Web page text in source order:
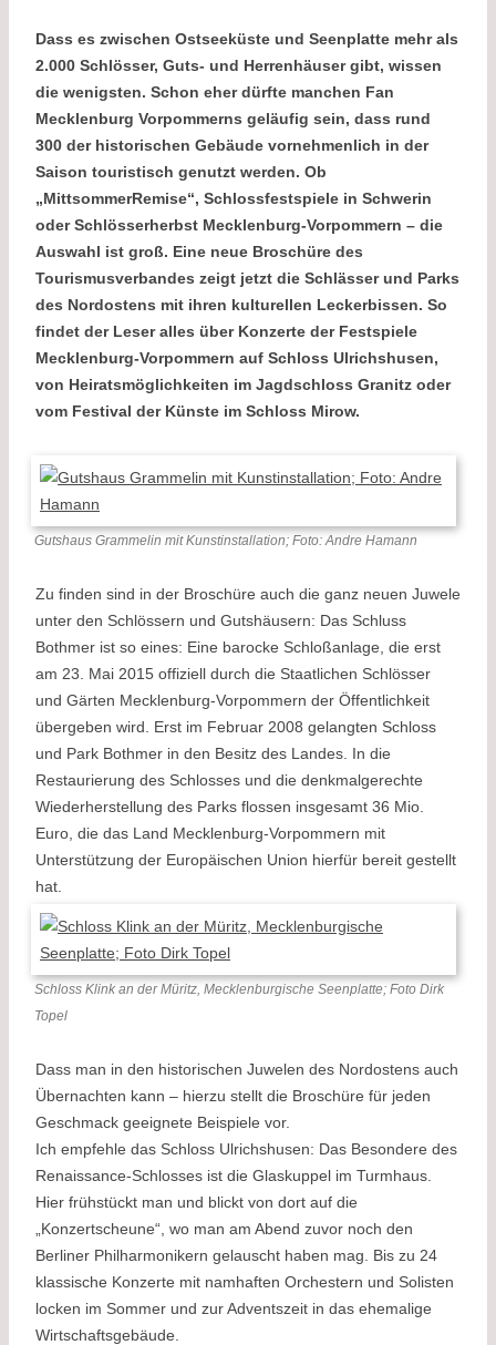
Dass es zwischen Ostseeküste und Seenplatte mehr als
2.000 Schlösser, Guts- und Herrenhäuser gibt, wissen
die wenigsten. Schon eher dürfte manchen Fan
Mecklenburg Vorpommerns geläufig sein, dass rund
300 der historischen Gebäude vornehmenlich in der
Saison touristisch genutzt werden. Ob
„MittsommerRemise“, Schlossfestspiele in Schwerin
oder Schlösserherbst Mecklenburg-Vorpommern – die
Auswahl ist groß. Eine neue Broschüre des
Tourismusverbandes zeigt jetzt die Schlässer und Parks
des Nordostens mit ihren kulturellen Leckerbissen. So
findet der Leser alles über Konzerte der Festspiele
Mecklenburg-Vorpommern auf Schloss Ulrichshusen,
von Heiratsmöglichkeiten im Jagdschloss Granitz oder
vom Festival der Künste im Schloss Mirow.
Gutshaus Grammelin mit Kunstinstallation; Foto: Andre Hamann
Zu finden sind in der Broschüre auch die ganz neuen Juwele
unter den Schlössern und Gutshäusern: Das Schluss
Bothmer ist so eines: Eine barocke Schloßanlage, die erst
am 23. Mai 2015 offiziell durch die Staatlichen Schlösser
und Gärten Mecklenburg-Vorpommern der Öffentlichkeit
übergeben wird. Erst im Februar 2008 gelangten Schloss
und Park Bothmer in den Besitz des Landes. In die
Restaurierung des Schlosses und die denkmalgerechte
Wiederherstellung des Parks flossen insgesamt 36 Mio.
Euro, die das Land Mecklenburg-Vorpommern mit
Unterstützung der Europäischen Union hierfür bereit gestellt
hat.
Schloss Klink an der Müritz, Mecklenburgische Seenplatte; Foto Dirk
Topel
Dass man in den historischen Juwelen des Nordostens auch
Übernachten kann – hierzu stellt die Broschüre für jeden
Geschmack geeignete Beispiele vor.
Ich empfehle das Schloss Ulrichshusen: Das Besondere des
Renaissance-Schlosses ist die Glaskuppel im Turmhaus.
Hier frühstückt man und blickt von dort auf die
„Konzertscheune“, wo man am Abend zuvor noch den
Berliner Philharmonikern gelauscht haben mag. Bis zu 24
klassische Konzerte mit namhaften Orchestern und Solisten
locken im Sommer und zur Adventszeit in das ehemalige
Wirtschaftsgebäude.